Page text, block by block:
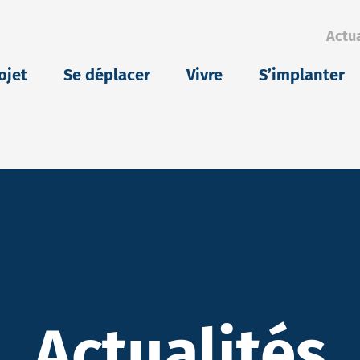
Se déplacer Vivre S’implanter